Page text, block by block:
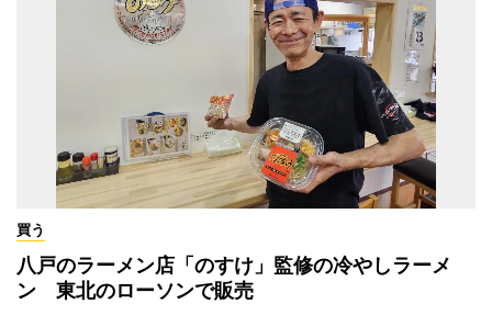
買う
八戸のラーメン店「のすけ」監修の冷やしラーメ
ン 東北のローソンで販売